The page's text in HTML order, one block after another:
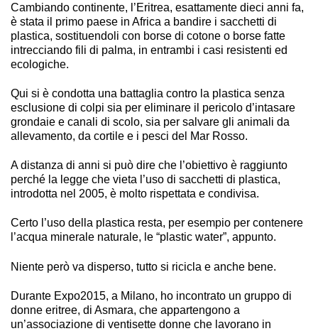
Cambiando continente, l’Eritrea, esattamente dieci anni fa,
è stata il primo paese in Africa a bandire i sacchetti di
plastica, sostituendoli con borse di cotone o borse fatte
intrecciando fili di palma, in entrambi i casi resistenti ed
ecologiche.
Qui si è condotta una battaglia contro la plastica senza
esclusione di colpi sia per eliminare il pericolo d’intasare
grondaie e canali di scolo, sia per salvare gli animali da
allevamento, da cortile e i pesci del Mar Rosso.
A distanza di anni si può dire che l’obiettivo è raggiunto
perché la legge che vieta l’uso di sacchetti di plastica,
introdotta nel 2005, è molto rispettata e condivisa.
Certo l’uso della plastica resta, per esempio per contenere
l’acqua minerale naturale, le “plastic water”, appunto.
Niente però va disperso, tutto si ricicla e anche bene.
Durante Expo2015, a Milano, ho incontrato un gruppo di
donne eritree, di Asmara, che appartengono a
un’associazione di ventisette donne che lavorano in